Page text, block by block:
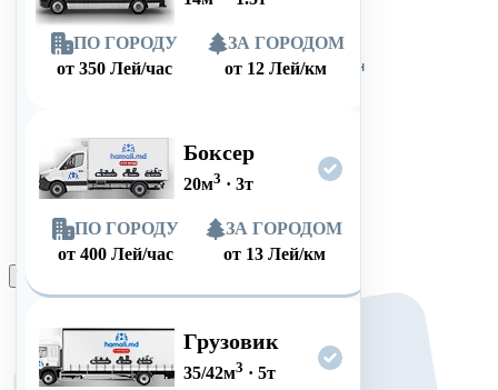
ПО ГОРОДУ
от 350 Лей/час
ЗА ГОРОДОМ
от 12 Лей/км
Боксер
20м3 · 3т
ПО ГОРОДУ
от 400 Лей/час
ЗА ГОРОДОМ
от 13 Лей/км
Грузовик
35/42м3 · 5т
Оформить заказ